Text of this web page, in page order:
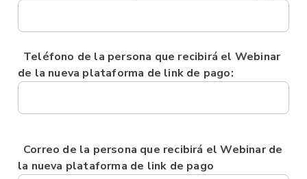
Teléfono de la persona que recibirá el Webinar
de la nueva plataforma de link de pago:
Correo de la persona que recibirá el Webinar de
la nueva plataforma de link de pago